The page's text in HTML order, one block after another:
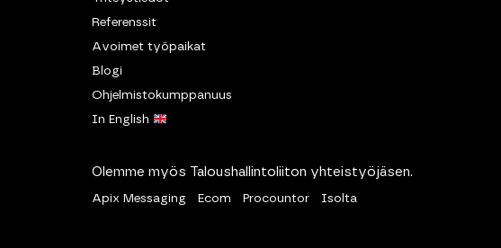
Referenssit
Avoimet työpaikat
Blogi
Ohjelmistokumppanuus
In English
Olemme myös Taloushallintoliiton yhteistyöjäsen.
Apix Messaging Ecom Procountor Isolta